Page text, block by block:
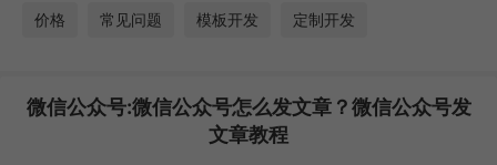
价格 常见问题 模板开发 定制开发
微信公众号:微信公众号怎么发文章？微信公众号发
文章教程